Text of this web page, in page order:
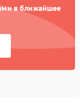
в ближайшее